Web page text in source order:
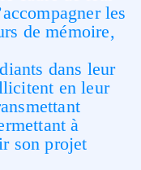
les
de mémoire,
dans leur
en leur
à
son projet